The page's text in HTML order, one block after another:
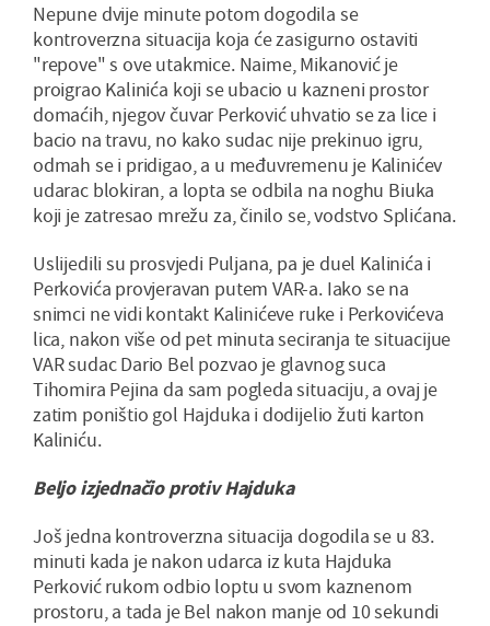
Nepune dvije minute potom dogodila se
kontroverzna situacija koja će zasigurno ostaviti
"repove" s ove utakmice. Naime, Mikanović je
proigrao Kalinića koji se ubacio u kazneni prostor
domaćih, njegov čuvar Perković uhvatio se za lice i
bacio na travu, no kako sudac nije prekinuo igru,
odmah se i pridigao, a u međuvremenu je Kalinićev
udarac blokiran, a lopta se odbila na noghu Biuka
koji je zatresao mrežu za, činilo se, vodstvo Splićana.
Uslijedili su prosvjedi Puljana, pa je duel Kalinića i
Perkovića provjeravan putem VAR-a. Iako se na
snimci ne vidi kontakt Kalinićeve ruke i Perkovićeva
lica, nakon više od pet minuta seciranja te situacijue
VAR sudac Dario Bel pozvao je glavnog suca
Tihomira Pejina da sam pogleda situaciju, a ovaj je
zatim poništio gol Hajduka i dodijelio žuti karton
Kaliniću.
Beljo izjednačio protiv Hajduka
Još jedna kontroverzna situacija dogodila se u 83.
minuti kada je nakon udarca iz kuta Hajduka
Perković rukom odbio loptu u svom kaznenom
prostoru, a tada je Bel nakon manje od 10 sekundi